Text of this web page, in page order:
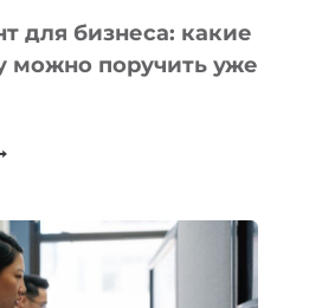
для бизнеса: какие
можно поручить уже